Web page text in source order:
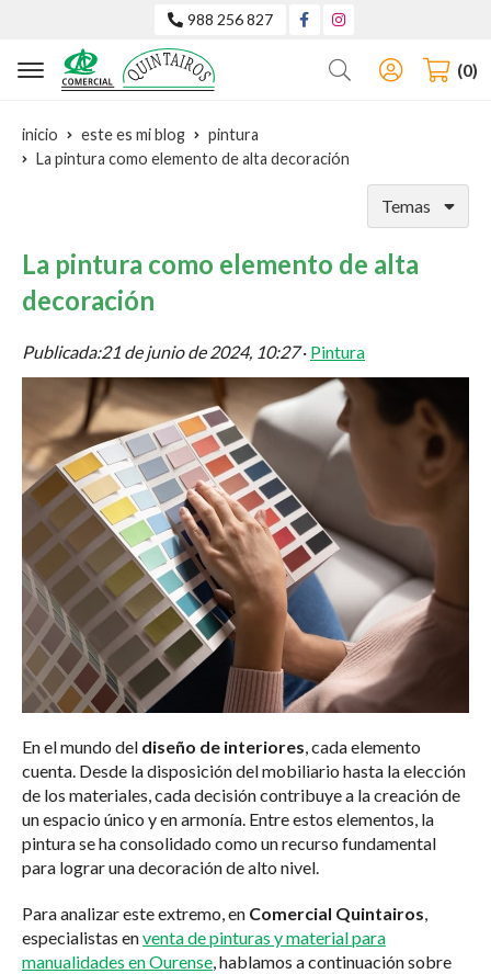
988 256 827
Buscar 0
inicio este es mi blog
pintura
La pintura como elemento de alta decoración
Temas
La pintura como elemento de alta
decoración
Publicada:21 de junio de 2024, 10:27· Pintura
En el mundo del diseño de interiores, cada elemento
cuenta. Desde la disposición del mobiliario hasta la elección
de los materiales, cada decisión contribuye a la creación de
un espacio único y en armonía. Entre estos elementos, la
pintura se ha consolidado como un recurso fundamental
para lograr una decoración de alto nivel.
Para analizar este extremo, en Comercial Quintairos,
especialistas enventa de pinturas y material para
manualidades en Ourense, hablamos a continuación sobre